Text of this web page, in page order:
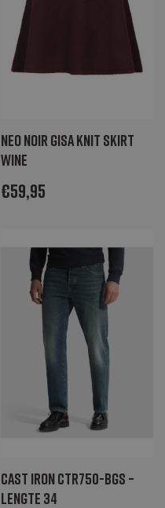
Neo Noir Gisa knit skirt
wine
€59,95
Cast Iron CTR750-BGS –
lengte 34